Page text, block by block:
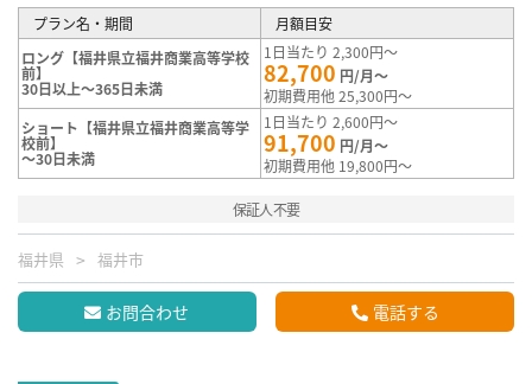
プラン名・期間
月額目安
ロング【福井県立福井商業高等学校
前】
30日以上～365日未満
1日当たり 2,300円～
82,700 円/月～
初期費用他 25,300円～
ショート【福井県立福井商業高等学
校前】
～30日未満
1日当たり 2,600円～
91,700 円/月～
初期費用他 19,800円～
保証人不要
福井県 福井市
お問合わせ 電話する